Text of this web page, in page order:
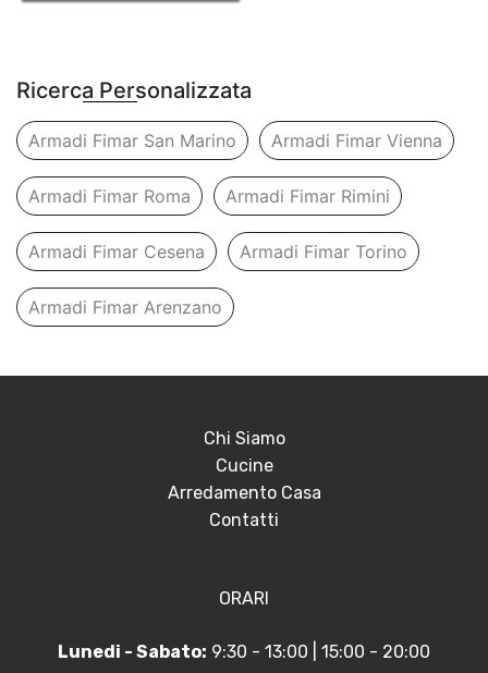
Ricerca Personalizzata
Armadi Fimar San Marino Armadi Fimar Vienna
Armadi Fimar Roma Armadi Fimar Rimini
Armadi Fimar Cesena Armadi Fimar Torino
Armadi Fimar Arenzano
Chi Siamo
Cucine
Arredamento Casa
Contatti
ORARI
Lunedi - Sabato: 9:30 - 13:00 | 15:00 - 20:00